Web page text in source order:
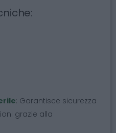
: Garantisce sicurezza
grazie alla